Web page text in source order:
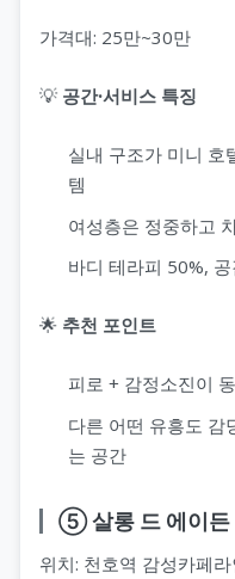
가격대: 25만~30만
💡 공간·서비스 특징
실내 구조가 미니 호
템
여성층은 정중하고
바디 테라피 50%,
🌟 추천 포인트
피로 + 감정소진이
다른 어떤 유흥도 감
는 공간
⑤ 살롱 드 에이든
위치: 천호역 감성카페